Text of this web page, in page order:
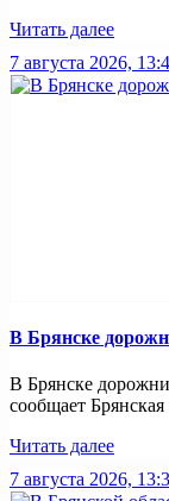
Читать далее
7 августа 2026,
В Брянске
В Брянске
сообщает
Читать далее
7 августа 2026,